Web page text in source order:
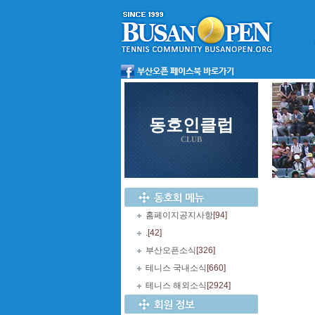
동호인클럽
CLUB
홈페이지공지사항[94]
.[42]
부산오픈소식 [326]
테니스 국내소식 [660]
테니스 해외소식 [2924]